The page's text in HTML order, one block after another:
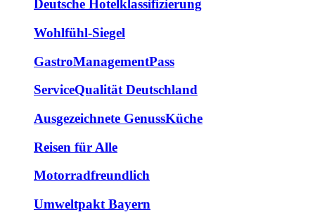
Deutsche Hotelklassifizierung
Wohlfühl-Siegel
GastroManagementPass
ServiceQualität Deutschland
Ausgezeichnete GenussKüche
Reisen für Alle
Motorradfreundlich
Umweltpakt Bayern